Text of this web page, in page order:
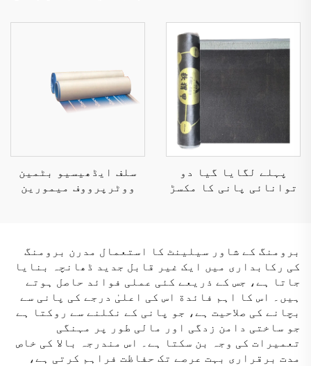
پہلے لگایا گیا دو
توانائی پانی کا مکسڑ
سلف ایڈھیسیو بٹمین
ووٹرپرووف میمورین
برومنگ کے شاور سیلینٹ کا استعمال مدرن برومنگ
کی رکابداری میں ایک غیر قابل جدید ڈھانچہ بنایا
جاتا ہے، جس کے ذریعے کئی عملی فوائد حاصل ہوتے
ہیں۔ اس کا اہم فائدة اس کی اعلیٰ درجے کی پانی سے
بچانے کی صلاحیت ہے، جو پانی کے نکلنے سے روکتا ہے
جو ساختی دامن زدگی اور مالی طور پر مہنگی
تعمیرات کی وجہ بن سکتا ہے۔ اس مندرجہ بالا کی خاص
مدت برقراری بہت عرصے تک حفاظت فراہم کرتی ہے،